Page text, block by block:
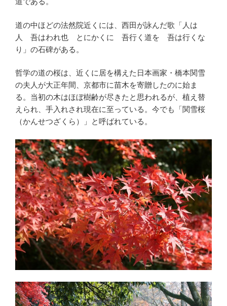
道の中ほどの法然院近くには、西田が詠んだ歌「人は
人 吾はわれ也 とにかくに 吾行く道を 吾は行くな
り」の石碑がある。
哲学の道の桜は、近くに居を構えた日本画家・橋本関雪
の夫人が大正年間、京都市に苗木を寄贈したのに始ま
る。当初の木はほぼ樹齢が尽きたと思われるが、植え替
えられ、手入れされ現在に至っている。今でも「関雪桜
（かんせつざくら）」と呼ばれている。